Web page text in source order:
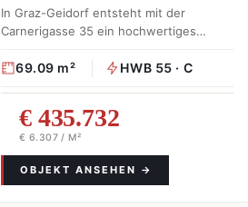
In Graz-Geidorf entsteht mit der
Carnerigasse 35 ein hochwertiges
innerstädtischer Lage. …
69.09 m² HWB 55 · C
€ 435.732
€ 6.307 / M²